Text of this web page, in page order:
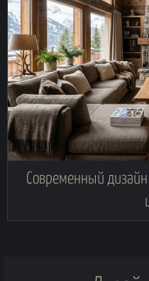
Современный дизайн